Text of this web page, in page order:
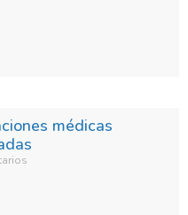
médicas